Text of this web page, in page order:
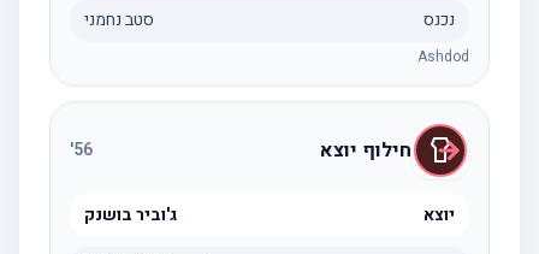
נכנס סטב נחמני
Ashdod
חילוף יוצא 56
'
יוצא ג'וביר בושנק